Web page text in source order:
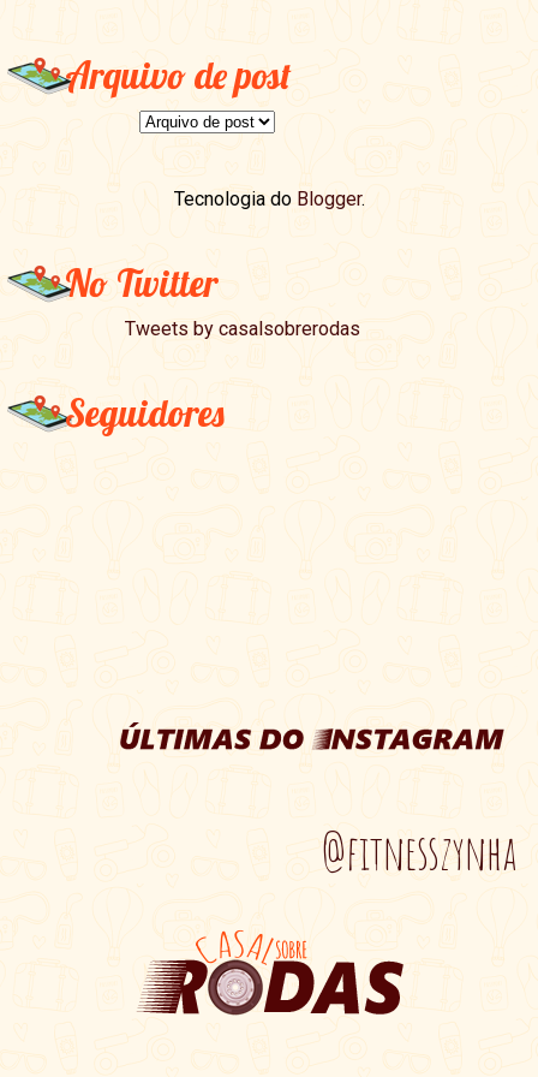
Arquivo de post
Tecnologia do Blogger.
No Twitter
Tweets by casalsobrerodas
Seguidores
@fitnesszynha